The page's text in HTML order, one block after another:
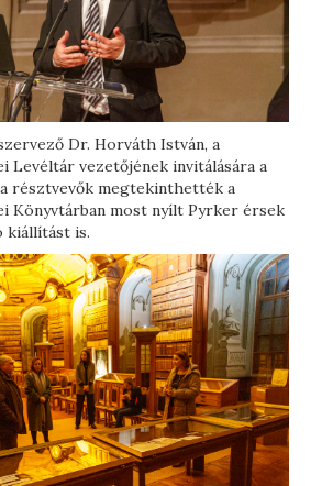
Dr. Horváth István, a
Levéltár vezetőjének invitálására a
résztvevők megtekinthették a
Könyvtárban most nyílt Pyrker érsek
kiállítást is.